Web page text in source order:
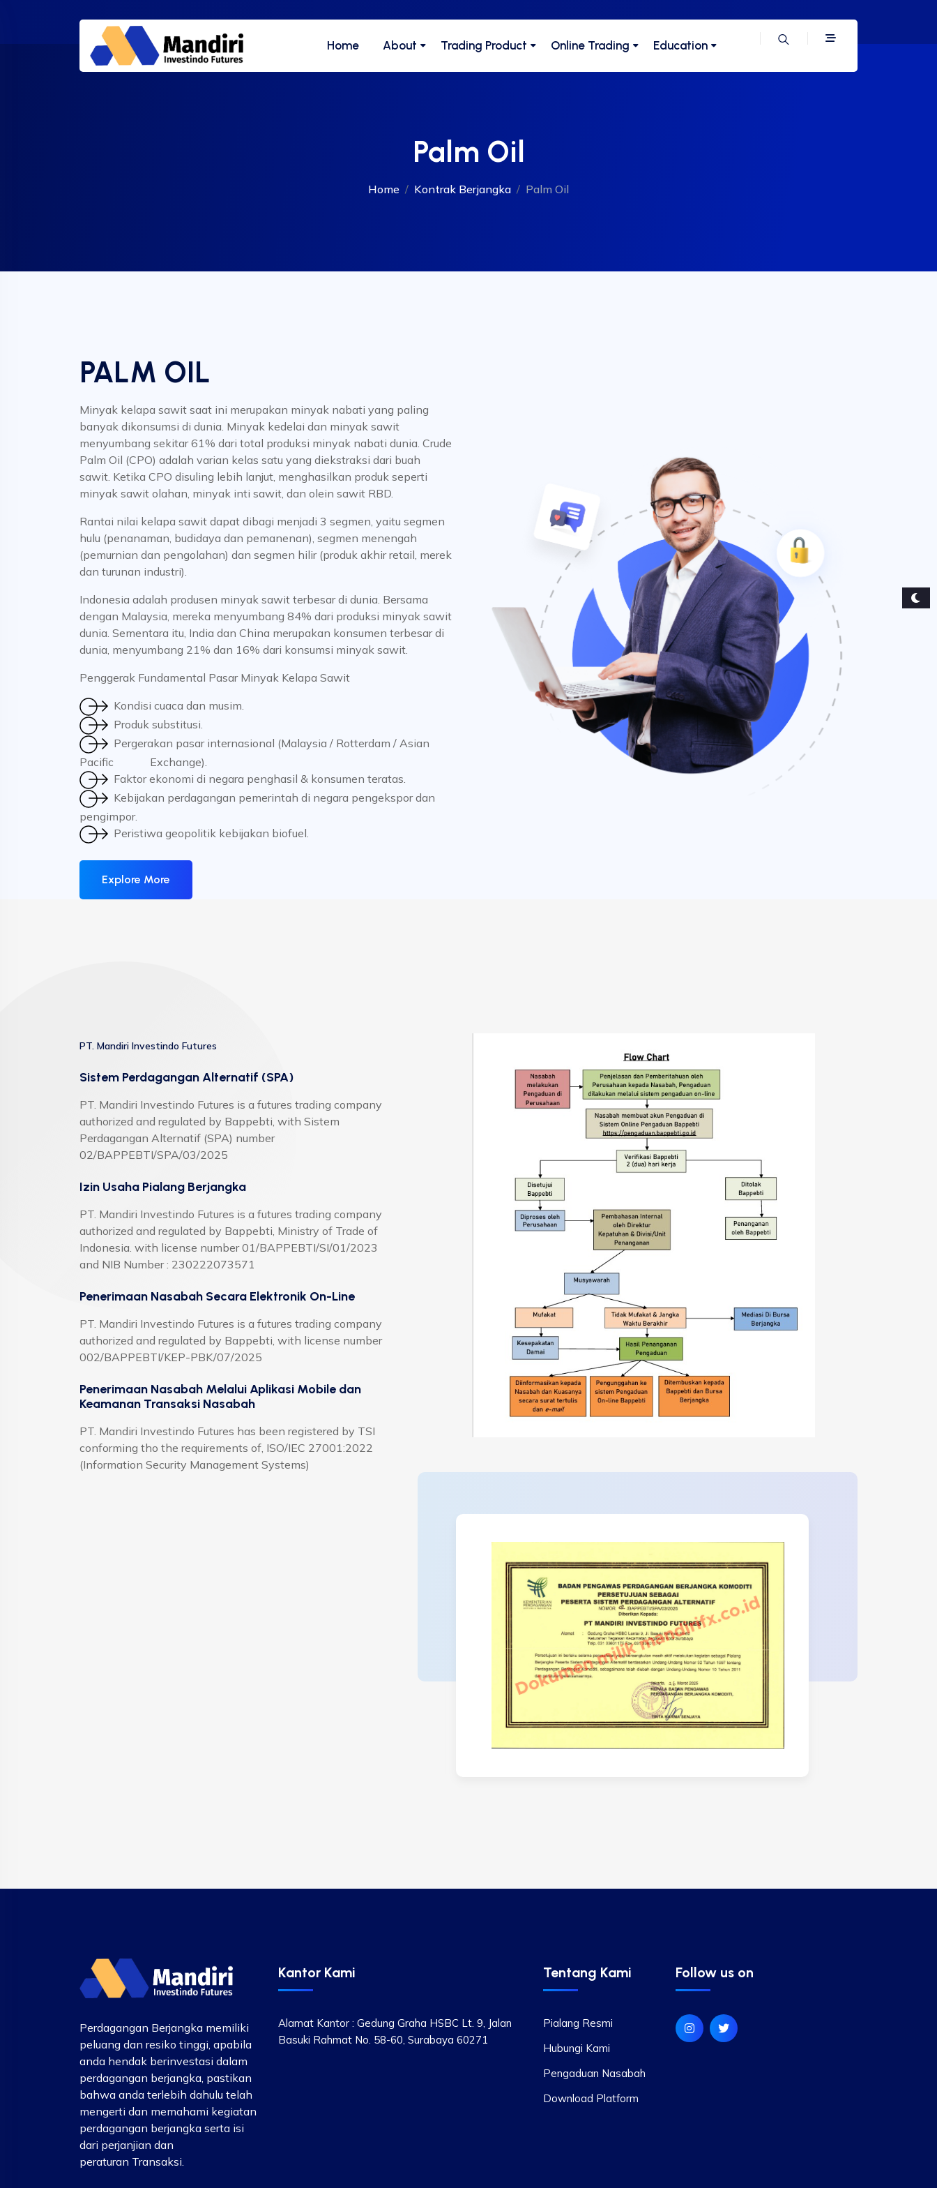
Home About Trading Product Online Trading Education
Palm Oil
Home Kontrak Berjangka Palm Oil
PALM OIL
Minyak kelapa sawit saat ini merupakan minyak nabati yang paling
banyak dikonsumsi di dunia. Minyak kedelai dan minyak sawit
menyumbang sekitar 61% dari total produksi minyak nabati dunia. Crude
Palm Oil (CPO) adalah varian kelas satu yang diekstraksi dari buah
sawit. Ketika CPO disuling lebih lanjut, menghasilkan produk seperti
minyak sawit olahan, minyak inti sawit, dan olein sawit RBD.
Rantai nilai kelapa sawit dapat dibagi menjadi 3 segmen, yaitu segmen
hulu (penanaman, budidaya dan pemanenan), segmen menengah
(pemurnian dan pengolahan) dan segmen hilir (produk akhir retail, merek
dan turunan industri).
Indonesia adalah produsen minyak sawit terbesar di dunia. Bersama
dengan Malaysia, mereka menyumbang 84% dari produksi minyak sawit
dunia. Sementara itu, India dan China merupakan konsumen terbesar di
dunia, menyumbang 21% dan 16% dari konsumsi minyak sawit.
Penggerak Fundamental Pasar Minyak Kelapa Sawit
Kondisi cuaca dan musim.
Produk substitusi.
Pergerakan pasar internasional (Malaysia / Rotterdam / Asian
Pacific Exchange).
Faktor ekonomi di negara penghasil & konsumen teratas.
Kebijakan perdagangan pemerintah di negara pengekspor dan
pengimpor.
Peristiwa geopolitik kebijakan biofuel.
Explore More
PT. Mandiri Investindo Futures
Sistem Perdagangan Alternatif (SPA)
PT. Mandiri Investindo Futures is a futures trading company
authorized and regulated by Bappebti, with Sistem
Perdagangan Alternatif (SPA) number
02/BAPPEBTI/SPA/03/2025
Izin Usaha Pialang Berjangka
PT. Mandiri Investindo Futures is a futures trading company
authorized and regulated by Bappebti, Ministry of Trade of
Indonesia. with license number 01/BAPPEBTI/SI/01/2023
and NIB Number : 230222073571
Penerimaan Nasabah Secara Elektronik On-Line
PT. Mandiri Investindo Futures is a futures trading company
authorized and regulated by Bappebti, with license number
002/BAPPEBTI/KEP-PBK/07/2025
Penerimaan Nasabah Melalui Aplikasi Mobile dan
Keamanan Transaksi Nasabah
PT. Mandiri Investindo Futures has been registered by TSI
conforming tho the requirements of, ISO/IEC 27001:2022
(Information Security Management Systems)
Perdagangan Berjangka memiliki
peluang dan resiko tinggi, apabila
anda hendak berinvestasi dalam
perdagangan berjangka, pastikan
bahwa anda terlebih dahulu telah
mengerti dan memahami kegiatan
perdagangan berjangka serta isi
dari perjanjian dan
peraturan Transaksi.
Kantor Kami
Alamat Kantor : Gedung Graha HSBC Lt. 9, Jalan
Basuki Rahmat No. 58-60, Surabaya 60271
Tentang Kami
Pialang Resmi
Hubungi Kami
Pengaduan Nasabah
Download Platform
Follow us on